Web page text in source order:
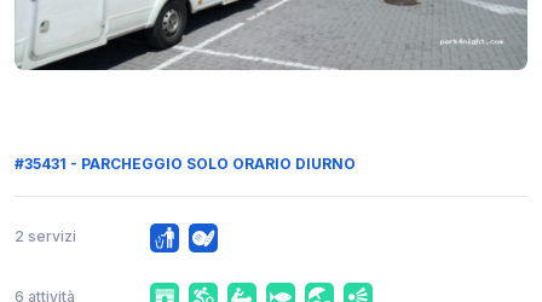
#35431 - PARCHEGGIO SOLO ORARIO DIURNO
2 servizi
6 attività